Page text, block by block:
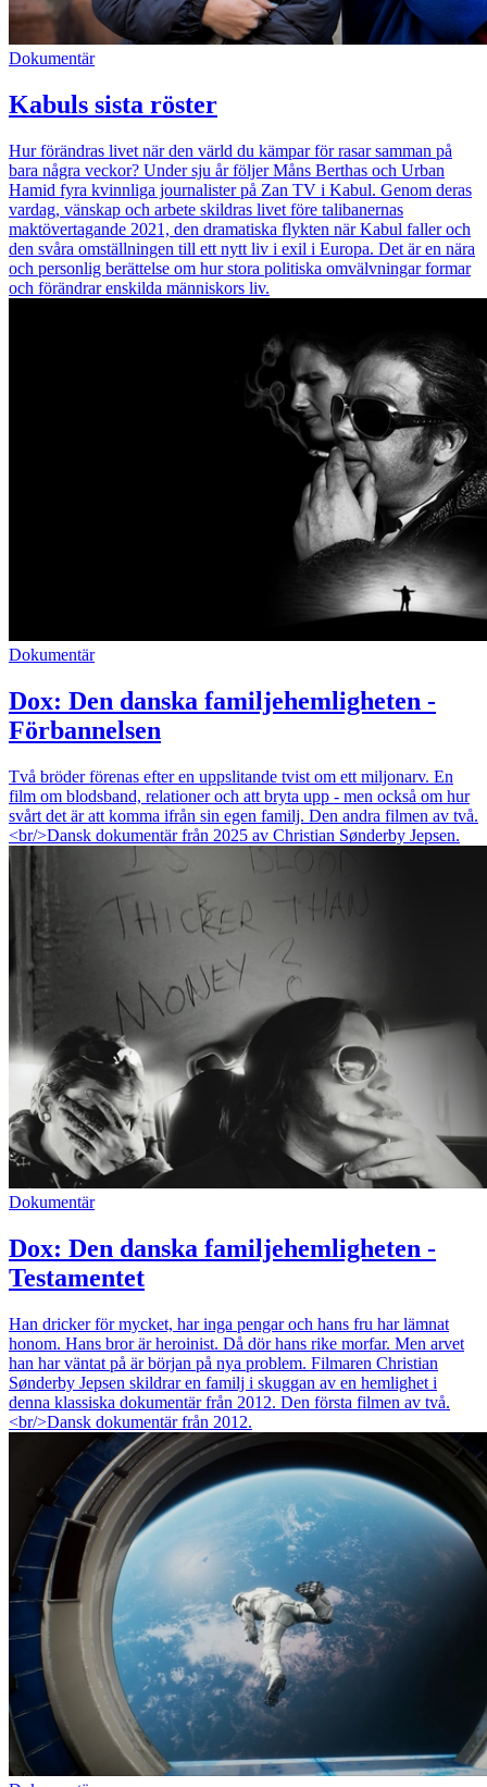
Dokumentär
Kabuls sista röster
Hur förändras livet när den värld du kämpar för rasar samman på
bara några veckor? Under sju år följer Måns Berthas och Urban
Hamid fyra kvinnliga journalister på Zan TV i Kabul. Genom deras
vardag, vänskap och arbete skildras livet före talibanernas
maktövertagande 2021, den dramatiska flykten när Kabul faller och
den svåra omställningen till ett nytt liv i exil i Europa. Det är en nära
och personlig berättelse om hur stora politiska omvälvningar formar
och förändrar enskilda människors liv.
Dokumentär
Dox: Den danska familjehemligheten -
Förbannelsen
Två bröder förenas efter en uppslitande tvist om ett miljonarv. En
film om blodsband, relationer och att bryta upp - men också om hur
svårt det är att komma ifrån sin egen familj. Den andra filmen av två.
<br/>Dansk dokumentär från 2025 av Christian Sønderby Jepsen.
Dokumentär
Dox: Den danska familjehemligheten -
Testamentet
Han dricker för mycket, har inga pengar och hans fru har lämnat
honom. Hans bror är heroinist. Då dör hans rike morfar. Men arvet
han har väntat på är början på nya problem. Filmaren Christian
Sønderby Jepsen skildrar en familj i skuggan av en hemlighet i
denna klassiska dokumentär från 2012. Den första filmen av två.
<br/>Dansk dokumentär från 2012.